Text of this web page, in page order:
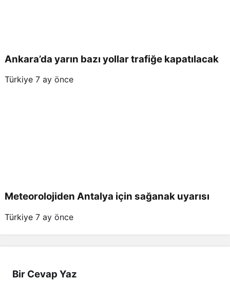
Ankara’da yarın bazı yollar trafiğe kapatılacak
Türkiye 7 ay önce
Meteorolojiden Antalya için sağanak uyarısı
Türkiye 7 ay önce
Bir Cevap Yaz